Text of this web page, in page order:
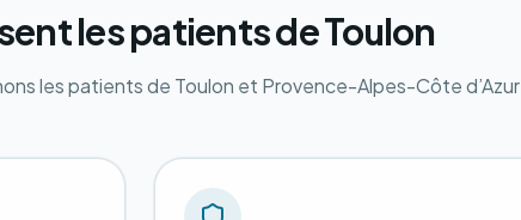
les patients de Toulon
les patients de Toulon et Provence-Alpes-Côte d’Azur